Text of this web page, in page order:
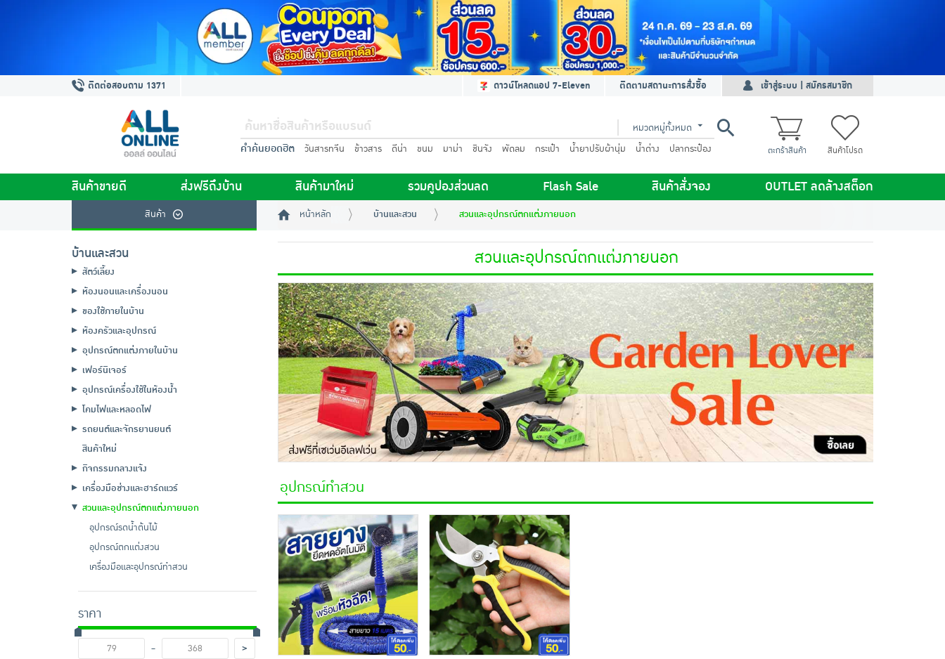
ติดต่อสอบถาม 1371 ดาวน์โหลดแอป 7-Eleven ติดตามสถานะการสั่งซื้อ เข้าสู่ระบบ | สมัครสมาชิก
หมวดหมู่ทั้งหมด
คำค้นยอดฮิต วันสารทจีน ข้าวสาร ดีน่า ขนม มาม่า ชินจัง พัดลม กระเป๋า น้ำยาปรับผ้านุ่ม น้ำด่าง ปลากระป๋อง ตะกร้าสินค้า สินค้าโปรด
สินค้าขายดี ส่งฟรีถึงบ้าน สินค้ามาใหม่ รวมคูปองส่วนลด Flash Sale สินค้าสั่งจอง OUTLET ลดล้างสต็อก
สินค้า หน้าหลัก บ้านและสวน สวนและอุปกรณ์ตกแต่งภายนอก
บ้านและสวน
สัตว์เลี้ยง
ห้องนอนและเครื่องนอน
ของใช้ภายในบ้าน
ห้องครัวและอุปกรณ์
อุปกรณ์ตกแต่งภายในบ้าน
เฟอร์นิเจอร์
อุปกรณ์เครื่องใช้ในห้องน้ำ
โคมไฟและหลอดไฟ
รถยนต์และจักรยานยนต์
สินค้าใหม่
กิจกรรมกลางแจ้ง
เครื่องมือช่างและฮาร์ดแวร์
สวนและอุปกรณ์ตกแต่งภายนอก
อุปกรณ์รดน้ำต้นไม้
อุปกรณ์ตกแต่งสวน
เครื่องมือและอุปกรณ์ทำสวน
ราคา
-
>
สวนและอุปกรณ์ตกแต่งภายนอก
อุปกรณ์ทำสวน